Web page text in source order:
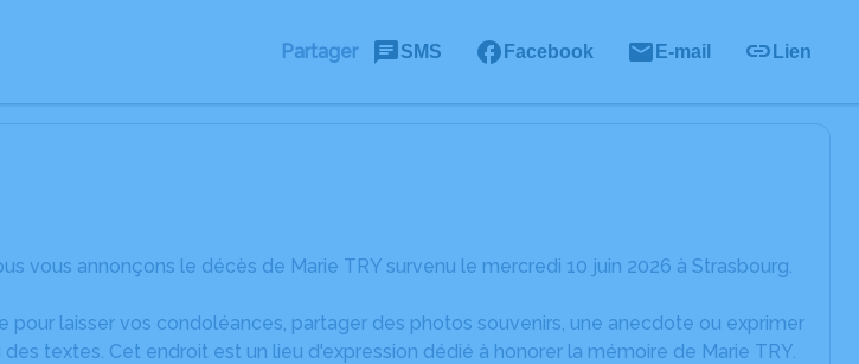
Partager SMS Facebook E-mail Lien
vous annonçons le décès de Marie TRY survenu le mercredi 10 juin 2026 à Strasbourg.
pour laisser vos condoléances, partager des photos souvenirs, une anecdote ou exprimer
textes. Cet endroit est un lieu d'expression dédié à honorer la mémoire de Marie TRY.